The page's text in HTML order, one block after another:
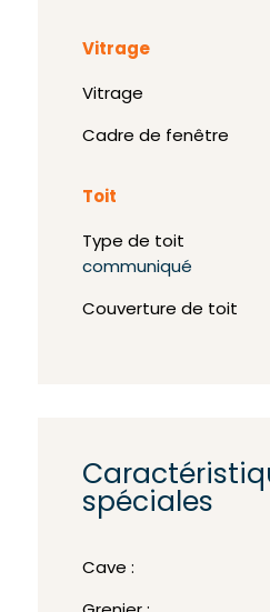
Vitrage
Vitrage
Cadre de fenêtre
Toit
Type de toit
communiqué
Couverture de toit
spéciales
Cave :